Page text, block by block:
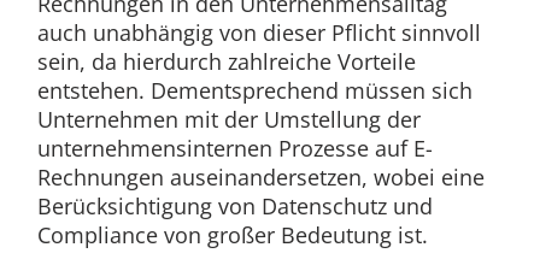
auch unabhängig von dieser Pflicht sinnvoll
sein, da hierdurch zahlreiche Vorteile
entstehen. Dementsprechend müssen sich
Unternehmen mit der Umstellung der
unternehmensinternen Prozesse auf E-
Rechnungen auseinandersetzen, wobei eine
Berücksichtigung von Datenschutz und
Compliance von großer Bedeutung ist.